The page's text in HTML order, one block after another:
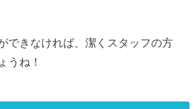
できなければ、潔くスタッフの方
うね！